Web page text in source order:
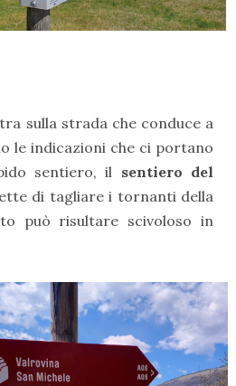
sulla strada che conduce a
le indicazioni che ci portano
sentiero, il sentiero del
di tagliare i tornanti della
può risultare scivoloso in